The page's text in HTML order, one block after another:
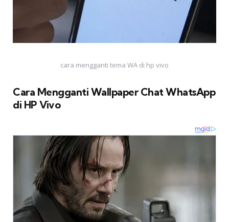
cara mengganti tema WA di hp vivo
Cara Mengganti Wallpaper Chat WhatsApp
di HP Vivo